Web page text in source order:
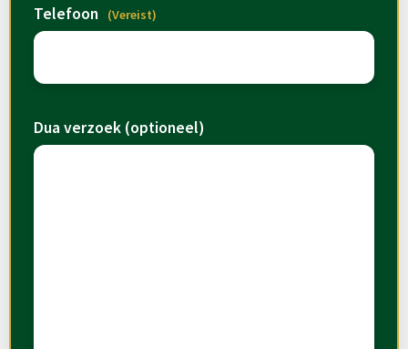
Telefoon (Vereist)
Dua verzoek (optioneel)